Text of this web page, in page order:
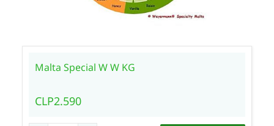
Malta Special W W KG
CLP2.590